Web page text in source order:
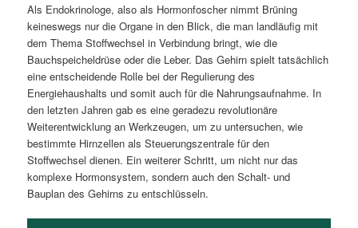
e
n
Als Endokrinologe, also als Hormonfoscher nimmt Brüning
keineswegs nur die Organe in den Blick, die man landläufig mit
dem Thema Stoffwechsel in Verbindung bringt, wie die
Bauchspeicheldrüse oder die Leber. Das Gehirn spielt tatsächlich
eine entscheidende Rolle bei der Regulierung des
Energiehaushalts und somit auch für die Nahrungsaufnahme. In
den letzten Jahren gab es eine geradezu revolutionäre
Weiterentwicklung an Werkzeugen, um zu untersuchen, wie
bestimmte Hirnzellen als Steuerungszentrale für den
Stoffwechsel dienen. Ein weiterer Schritt, um nicht nur das
komplexe Hormonsystem, sondern auch den Schalt- und
Bauplan des Gehirns zu entschlüsseln.